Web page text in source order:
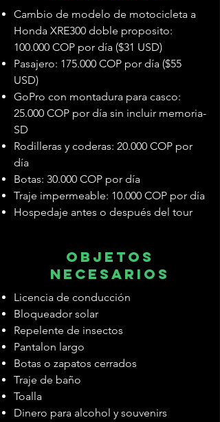
Cambio de modelo de motocicleta a
Honda XRE300 doble proposito:
100.000 COP por día ($31 USD)
Pasajero: 175.000 COP por día ($55
USD)
GoPro con montadura para casco:
25.000 COP por día sin incluir memoria-
SD
Rodilleras y coderas: 20.000 COP por
día
Botas: 30.000 COP por día
Traje impermeable: 10.000 COP por día
Hospedaje antes o después del tour
objetos
necesarios
Licencia de conducción
Bloqueador solar
Repelente de insectos
Pantalon largo
Botas o zapatos cerrados
Traje de baño
Toalla
Dinero para alcohol y souvenirs